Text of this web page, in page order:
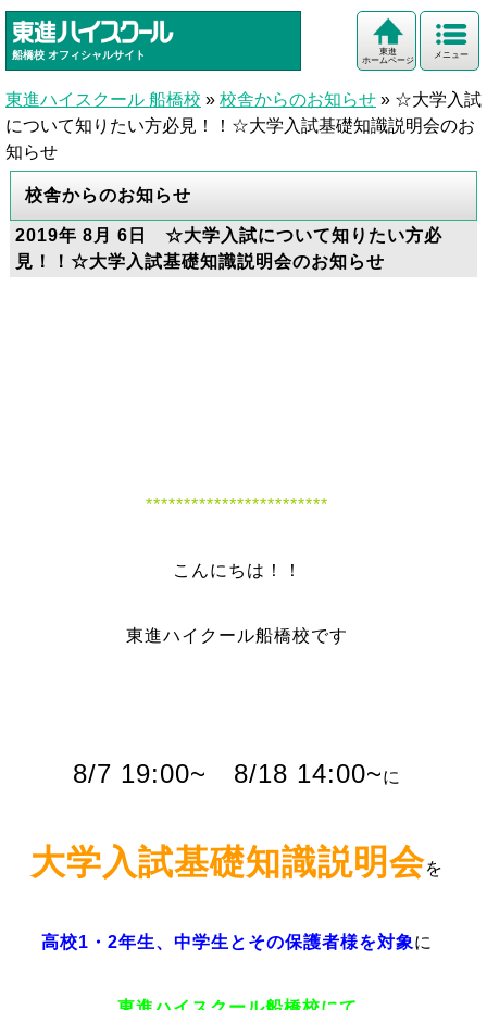
船橋校 オフィシャルサイト メニュー
東進
ホームページ
東進ハイスクール 船橋校 » 校舎からのお知らせ » ☆大学入試
について知りたい方必見！！☆大学入試基礎知識説明会のお
知らせ
校舎からのお知らせ
2019年 8月 6日 ☆大学入試について知りたい方必
見！！☆大学入試基礎知識説明会のお知らせ
************************
こんにちは！！
東進ハイクール船橋校です
8/7 19:00~ 8/18 14:00~に
大学入試基礎知識説明会を
高校1・2年生、中学生とその保護者様を対象に